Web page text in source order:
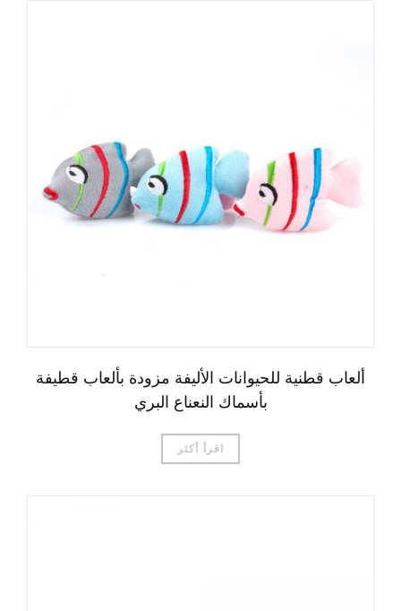
ألعاب قطنية للحيوانات الأليفة مزودة بألعاب قطيفة
بأسماك النعناع البري
اقرأ أكثر